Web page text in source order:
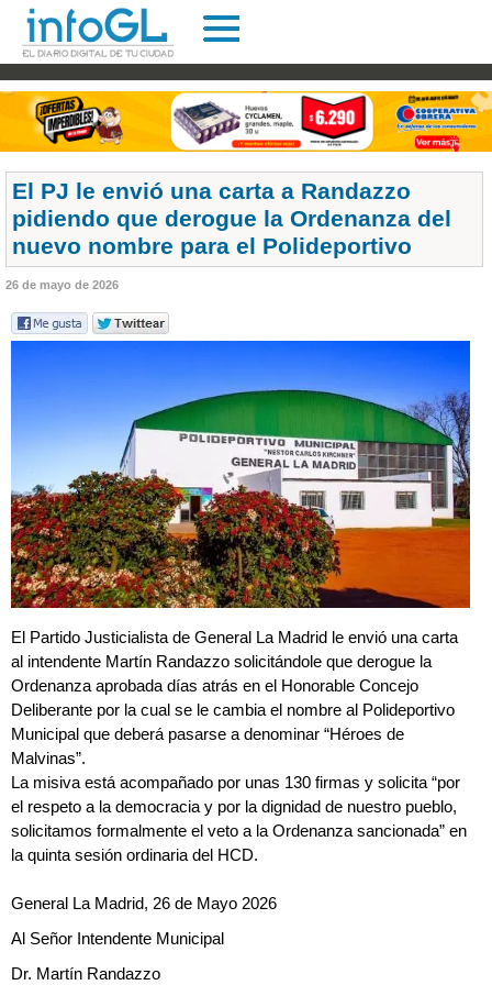
El PJ le envió una carta a Randazzo
pidiendo que derogue la Ordenanza del
nuevo nombre para el Polideportivo
26 de mayo de 2026
El Partido Justicialista de General La Madrid le envió una carta
al intendente Martín Randazzo solicitándole que derogue la
Ordenanza aprobada días atrás en el Honorable Concejo
Deliberante por la cual se le cambia el nombre al Polideportivo
Municipal que deberá pasarse a denominar “Héroes de
Malvinas”.
La misiva está acompañado por unas 130 firmas y solicita “por
el respeto a la democracia y por la dignidad de nuestro pueblo,
solicitamos formalmente el veto a la Ordenanza sancionada” en
la quinta sesión ordinaria del HCD.
General La Madrid, 26 de Mayo 2026
Al Señor Intendente Municipal
Dr. Martín Randazzo